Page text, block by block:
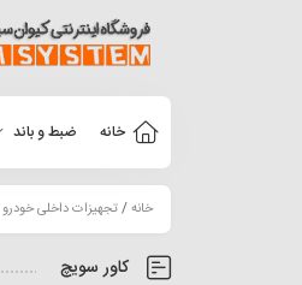
خانه ضبط و باند
خانه/تجهیزات داخلی خودرو
کاور سویچ